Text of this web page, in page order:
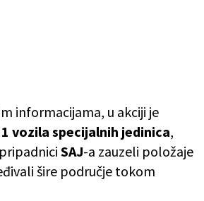
informacijama, u akciji je
vozila specijalnih jedinica,
SAJ-a zauzeli položaje
šire područje tokom